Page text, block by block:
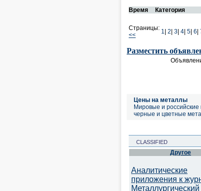
Время Категория
Страницы:
<<
1 2 3 4 5 6
Разместить
Цены на металлы
Мировые и
черные и цветные
CLASSIFIED
Другое
Аналитические
приложения к
Металлургический